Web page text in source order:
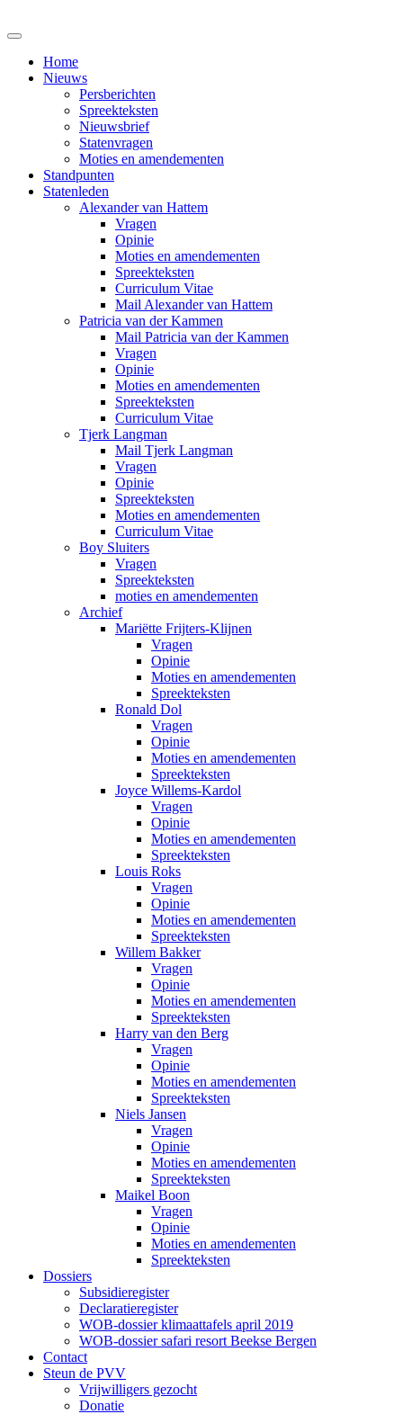
Home
Nieuws
Persberichten
Spreekteksten
Nieuwsbrief
Statenvragen
Moties en amendementen
Standpunten
Statenleden
Alexander van Hattem
Vragen
Opinie
Moties en amendementen
Spreekteksten
Curriculum Vitae
Mail Alexander van Hattem
Patricia van der Kammen
Mail Patricia van der Kammen
Vragen
Opinie
Moties en amendementen
Spreekteksten
Curriculum Vitae
Tjerk Langman
Mail Tjerk Langman
Vragen
Opinie
Spreekteksten
Moties en amendementen
Curriculum Vitae
Boy Sluiters
Vragen
Spreekteksten
moties en amendementen
Archief
Mariëtte Frijters-Klijnen
Vragen
Opinie
Moties en amendementen
Spreekteksten
Ronald Dol
Vragen
Opinie
Moties en amendementen
Spreekteksten
Joyce Willems-Kardol
Vragen
Opinie
Moties en amendementen
Spreekteksten
Louis Roks
Vragen
Opinie
Moties en amendementen
Spreekteksten
Willem Bakker
Vragen
Opinie
Moties en amendementen
Spreekteksten
Harry van den Berg
Vragen
Opinie
Moties en amendementen
Spreekteksten
Niels Jansen
Vragen
Opinie
Moties en amendementen
Spreekteksten
Maikel Boon
Vragen
Opinie
Moties en amendementen
Spreekteksten
Dossiers
Subsidieregister
Declaratieregister
WOB-dossier klimaattafels april 2019
WOB-dossier safari resort Beekse Bergen
Contact
Steun de PVV
Vrijwilligers gezocht
Donatie